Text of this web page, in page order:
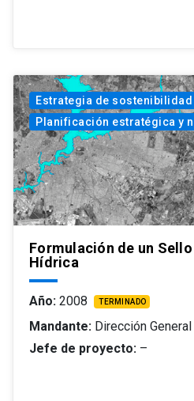
Estrategia de
Planificación estratégica y
Formulación de un
Hídrica
Año: 2008 TERMINADO
Mandante: Dirección
Jefe de proyecto: –